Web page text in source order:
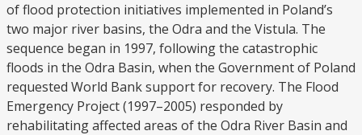
of flood protection initiatives implemented in Poland’s
two major river basins, the Odra and the Vistula. The
sequence began in 1997, following the catastrophic
floods in the Odra Basin, when the Government of Poland
requested World Bank support for recovery. The Flood
Emergency Project (1997–2005) responded by
rehabilitating affected areas of the Odra River Basin and